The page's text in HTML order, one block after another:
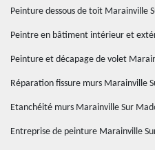
Peinture dessous de toit Marainville
Peintre en bâtiment intérieur et
Peinture et décapage de volet
Réparation fissure murs Marainville
Etanchéité murs Marainville Sur
Entreprise de peinture Marainville